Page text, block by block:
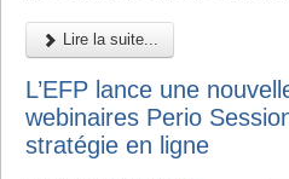
Lire la suite...
L’EFP lance une
webinaires Perio
stratégie en ligne